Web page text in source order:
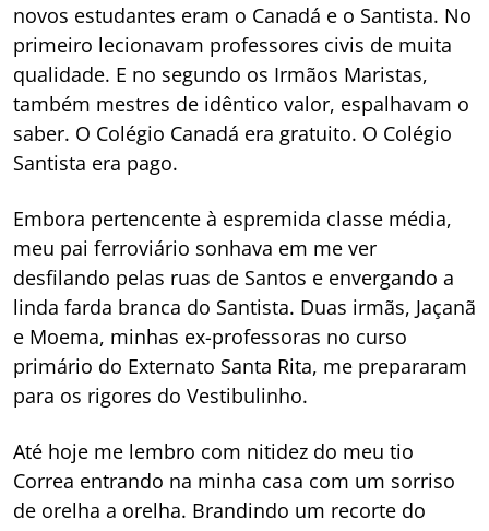
novos estudantes eram o Canadá e o Santista. No
primeiro lecionavam professores civis de muita
qualidade. E no segundo os Irmãos Maristas,
também mestres de idêntico valor, espalhavam o
saber. O Colégio Canadá era gratuito. O Colégio
Santista era pago.
Embora pertencente à espremida classe média,
meu pai ferroviário sonhava em me ver
desfilando pelas ruas de Santos e envergando a
linda farda branca do Santista. Duas irmãs, Jaçanã
e Moema, minhas ex-professoras no curso
primário do Externato Santa Rita, me prepararam
para os rigores do Vestibulinho.
Até hoje me lembro com nitidez do meu tio
Correa entrando na minha casa com um sorriso
de orelha a orelha. Brandindo um recorte do